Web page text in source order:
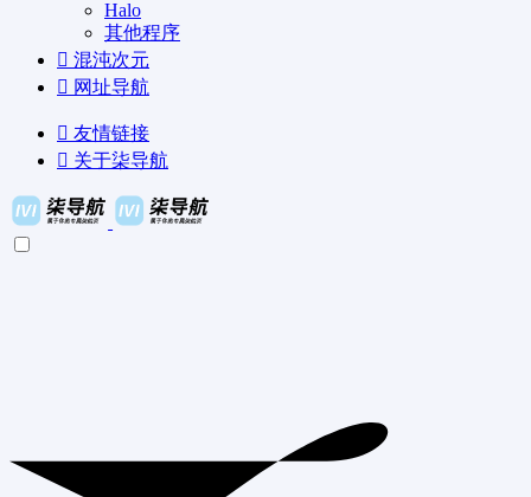
Halo
其他程序
混沌次元
网址导航
友情链接
关于柒导航